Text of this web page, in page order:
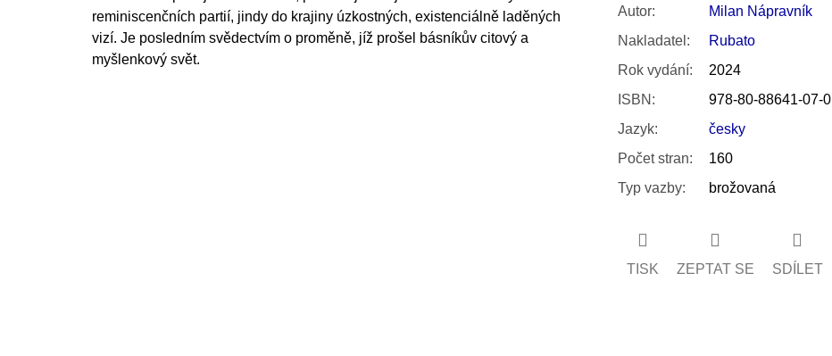
reminiscenčních partií, jindy do krajiny úzkostných, existenciálně laděných
vizí. Je posledním svědectvím o proměně, jíž prošel básníkův citový a
myšlenkový svět.
Autor:
Milan Nápravník
Nakladatel :
Rubato
Rok vydání:
2024
ISBN :
978-80-88641-07-0
Jazyk:
česky
Počet stran:
160
Typ vazby: brožovaná
TISK ZEPTAT SE SDÍLET